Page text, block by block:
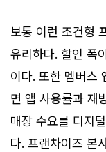
보통 이런 조건형
유리하다. 할인 폭
이다. 또한 멤버스
면 앱 사용률과 재
매장 수요를 디지
다. 프랜차이즈 본